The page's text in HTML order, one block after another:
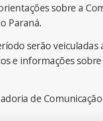
sobre a
Paraná.
serão veiculadas
e informações
de Comunicação